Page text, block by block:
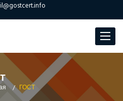
Toggle
/ ГОСТ